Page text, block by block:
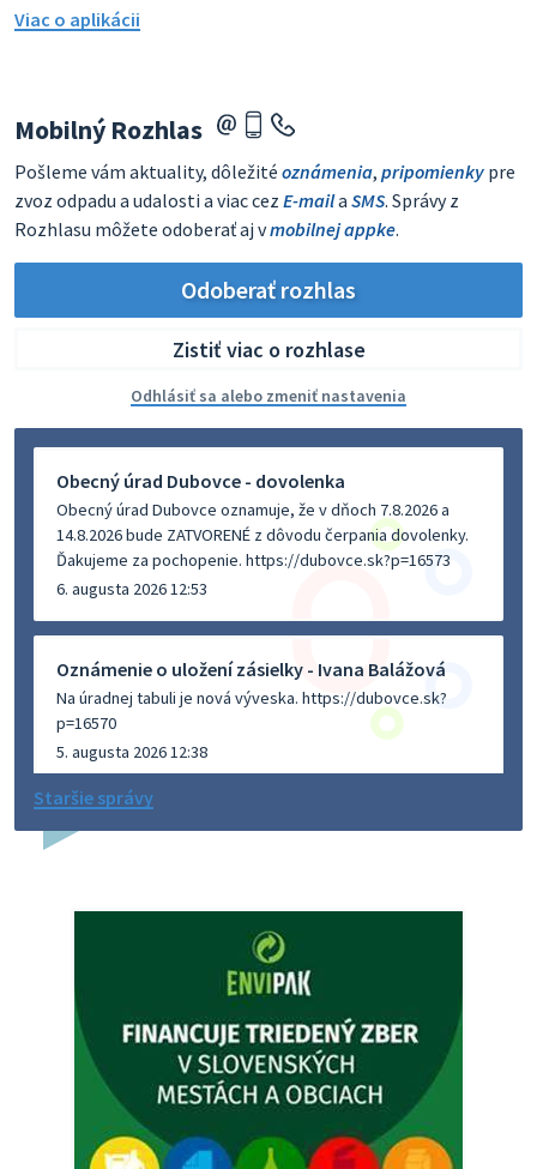
Viac o aplikácii
Mobilný Rozhlas
Pošleme vám aktuality, dôležité oznámenia, pripomienky pre
zvoz odpadu a udalosti a viac cez E-maila SMS. Správy z
Rozhlasu môžete odoberať aj vmobilnej appke.
Odoberať rozhlas
Zistiť viac o rozhlase
Odhlásiť sa alebo zmeniť nastavenia
Obecný úrad Dubovce - dovolenka
Obecný úrad Dubovce oznamuje, že v dňoch 7.8.2026 a
14.8.2026 bude ZATVORENÉ z dôvodu čerpania dovolenky.
Ďakujeme za pochopenie. https://dubovce.sk?p=16573
6. augusta 2026 12:53
Oznámenie o uložení zásielky - Ivana Balážová
Na úradnej tabuli je nová výveska. https://dubovce.sk?
p=16570
5. augusta 2026 12:38
Dovolenka - MUDr. Marián Sivoň
budeZATVORENÁ z dôvodu čerpania dovolenky. Akútne
prípady bude riešiť MUDr.Fisch…
Zajtrajší zvoz odpadu
Vážený občan, zajtra 5. 8. sa bude zvážať komunálny odpad.
4. augusta 2026 15:30
Staršie správy